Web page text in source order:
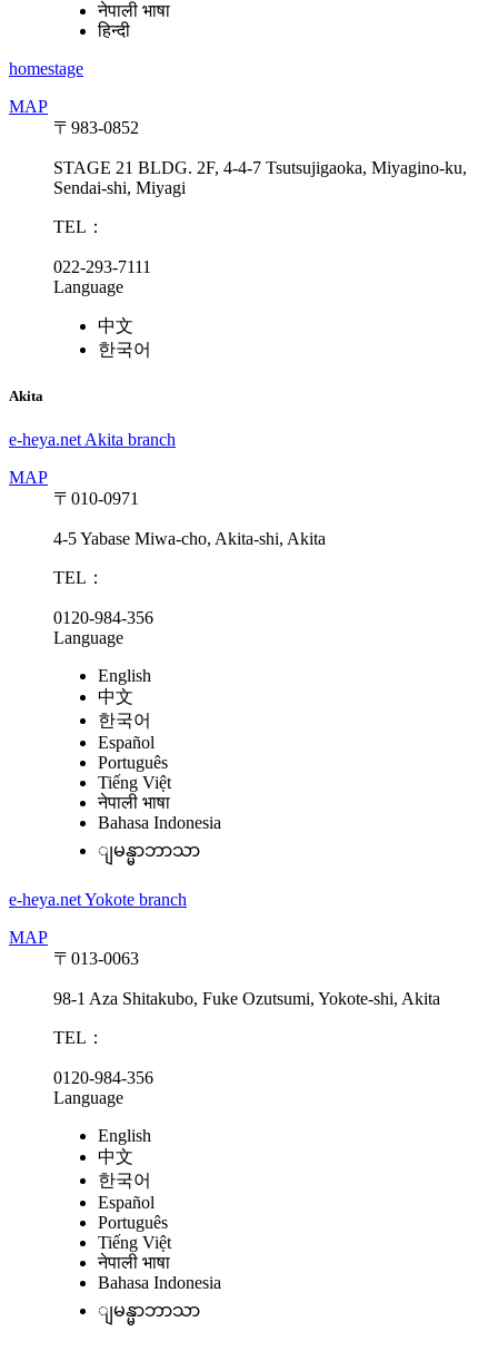
नेपाली भाषा
हिन्दी
homestage
MAP
〒983-0852
STAGE 21 BLDG. 2F, 4-4-7 Tsutsujigaoka, Miyagino-ku,
Sendai-shi, Miyagi
TEL：
022-293-7111
Language
中文
한국어
Akita
e-heya.net Akita branch
MAP
〒010-0971
4-5 Yabase Miwa-cho, Akita-shi, Akita
TEL：
0120-984-356
Language
English
中文
한국어
Español
Português
Tiếng Việt
नेपाली भाषा
Bahasa Indonesia
ျမန္မာဘာသာ
e-heya.net Yokote branch
MAP
〒013-0063
98-1 Aza Shitakubo, Fuke Ozutsumi, Yokote-shi, Akita
TEL：
0120-984-356
Language
English
中文
한국어
Español
Português
Tiếng Việt
नेपाली भाषा
Bahasa Indonesia
ျမန္မာဘာသာ